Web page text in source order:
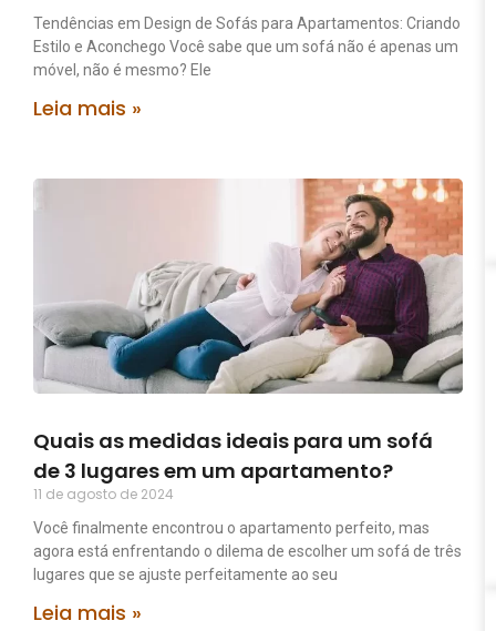
Tendências em Design de Sofás para Apartamentos: Criando
Estilo e Aconchego Você sabe que um sofá não é apenas um
móvel, não é mesmo? Ele
Leia mais »
Quais as medidas ideais para um sofá
de 3 lugares em um apartamento?
11 de agosto de 2024
Você finalmente encontrou o apartamento perfeito, mas
agora está enfrentando o dilema de escolher um sofá de três
lugares que se ajuste perfeitamente ao seu
Leia mais »